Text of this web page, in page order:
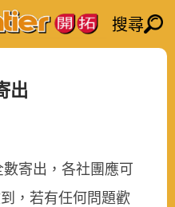
搜尋
出
寄出，各社團應可
，若有任何問題歡